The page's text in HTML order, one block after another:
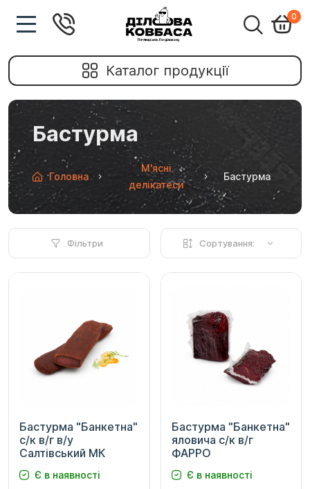
0
Каталог продукції
Бастурма
Головна
М'ясні
делікатеси
Бастурма
Фільтри Сортування:
Бастурма "Банкетна"
с/к в/г в/у
Салтівський МК
Є в наявності
Бастурма "Банкетна"
яловича с/к в/г
ФАРРО
Є в наявності